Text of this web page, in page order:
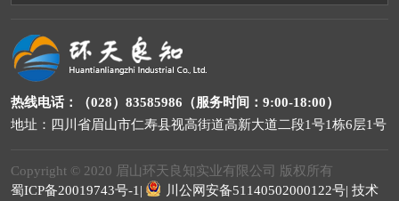
热线电话：（028）83585986（服务时间：9:00-18:00）
地址：四川省眉山市仁寿县视高街道高新大道二段1号1栋6层1号
Copyright © 2020 眉山环天良知实业有限公司 版权所有
蜀ICP备20019743号-1|
川公网安备51140502000122号| 技术